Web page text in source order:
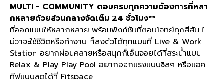
MULTI - COMMUNITY ตอบครบทุกความต้องการที่หลา
กหลายด้วยส่วนกลางจัดเต็ม 24 ชั่วโมง**
ที่ออกแบบให้หลากหลาย พร้อมฟังก์ชันที่ตอบโจทย์ทุกสีสัน ไ
ม่ว่าจะใช้ชีวิตหรือทำงาน ก็ลงตัวได้ทุกแบบที่ Live & Work
Station อยากผ่อนคลายหรือสนุกก็เอ็นจอยได้ที่สระน้ำแบบ
Relax & Play Play Pool อยากออกแรงแบบชิลๆ หรือแอค
ทีฟแบบสุดได้ที่ Fitspace